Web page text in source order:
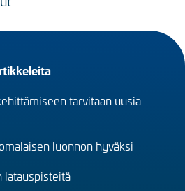
tarvitaan uusia
luonnon hyväksi
latauspisteitä